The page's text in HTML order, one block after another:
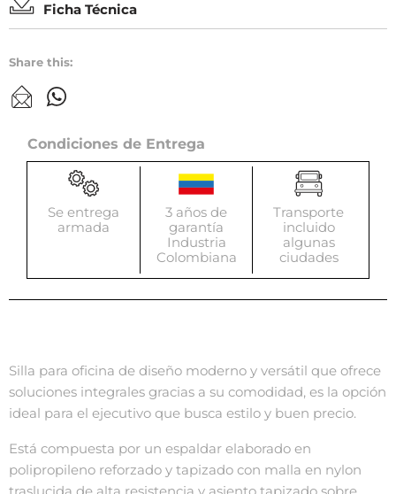
Ficha Técnica
Share this:
Condiciones de Entrega
Se entrega
armada
3 años de
garantía
Industria
Colombiana
Transporte
incluido
algunas
ciudades
Silla para oficina de diseño moderno y versátil que ofrece
soluciones integrales gracias a su comodidad, es la opción
ideal para el ejecutivo que busca estilo y buen precio.
Está compuesta por un espaldar elaborado en
polipropileno reforzado y tapizado con malla en nylon